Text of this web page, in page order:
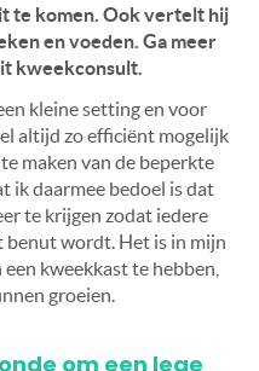
te komen. Ook vertelt hij
en voeden. Ga meer
kweekconsult.
kleine setting en voor
altijd zo efficiënt mogelijk
maken van de beperkte
ik daarmee bedoel is dat
te krijgen zodat iedere
benut wordt. Het is in mijn
kweekkast te hebben,
groeien.
om een lege